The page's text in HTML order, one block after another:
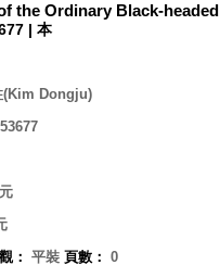
the Ordinary Black-headed
| 本
(Kim Dongju)
元
： 平裝 頁數 ： 0